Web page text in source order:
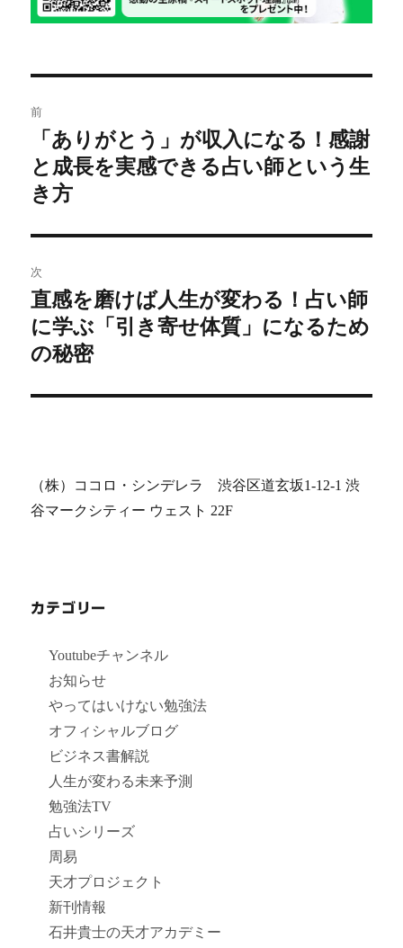
稿
ナ
ビ
ー
シ
ョ
ン
前
前
の
投
「ありがとう」が収入になる！感謝
と成長を実感できる占い師という生
き方
次
次
の
投
直感を磨けば人生が変わる！占い師
に学ぶ「引き寄せ体質」になるため
の秘密
（株）ココロ・シンデレラ 渋谷区道玄坂1-12-1 渋
谷マークシティー ウェスト 22F
カテゴリー
Youtubeチャンネル
お知らせ
やってはいけない勉強法
オフィシャルブログ
ビジネス書解説
人生が変わる未来予測
勉強法TV
占いシリーズ
周易
天才プロジェクト
新刊情報
石井貴士の天才アカデミー